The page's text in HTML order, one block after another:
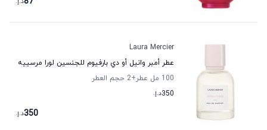
Laura Mercier
عطر أمبر وانيل أو دي بارفيوم للجنسين لورا مرسييه
100 مل عطر
+2
حجم العطر
350د.إ.
350د.إ.